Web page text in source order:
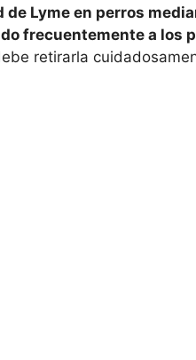
Lyme en perros
frecuentemente a los
retirarla